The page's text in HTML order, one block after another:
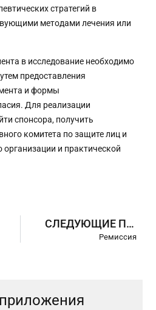
стратегий в
методами лечения или
в исследование необходимо
предоставления
и формы
Для реализации
спонсора, получить
комитета по защите лиц и
и практической
СЛЕДУЮЩИЕ ПРИЛОЖЕНИЯ
Ремиссия